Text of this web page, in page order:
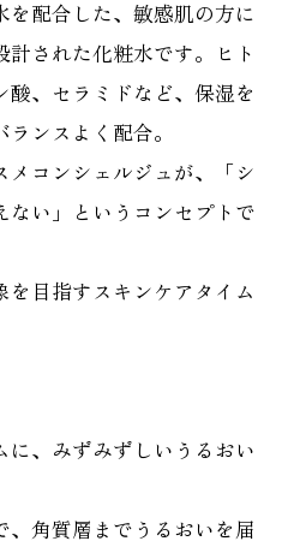
配合した、敏感肌の方に
計された化粧水です。ヒト
、セラミドなど、保湿を
ンスよく配合。
コンシェルジュが、「シ
ない」というコンセプトで
目指すスキンケアタイム
、みずみずしいうるおい
、角質層までうるおいを届